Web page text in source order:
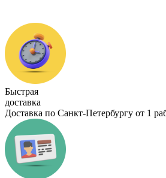
Быстрая
доставка
Доставка по Санкт-Петербургу от 1